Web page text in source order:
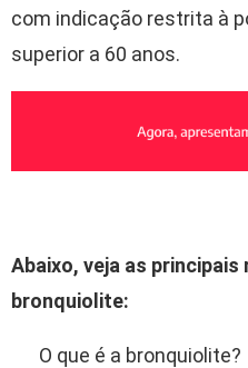
com indicação restrita à
superior a 60 anos.
Abaixo, veja as
bronquiolite:
O que é a bronquiolite?